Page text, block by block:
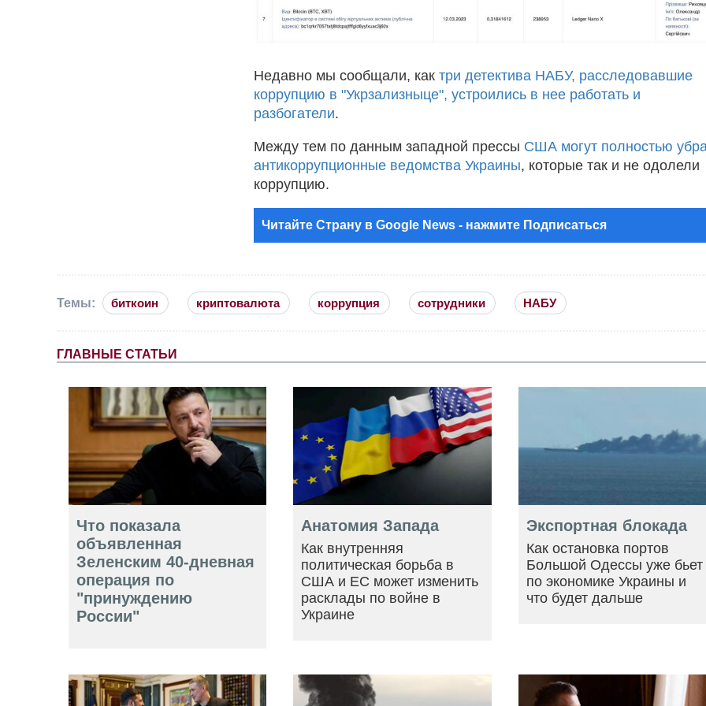
Недавно мы сообщали, как три детектива НАБУ, расследовавшие
коррупцию в "Укрзализныце", устроились в нее работать и
разбогатели.
Между тем по данным западной прессы США могут полностью
антикоррупционные ведомства Украины, которые так и не одолели
коррупцию.
Читайте Страну в Google News - нажмите Подписаться
Темы: биткоин криптовалюта коррупция сотрудники НАБУ
ГЛАВНЫЕ СТАТЬИ
Что показала
объявленная
Зеленским 40-дневная
операция по
"принуждению
России"
Анатомия Запада
Как внутренняя
политическая борьба в
США и ЕС может изменить
расклады по войне в
Украине
Экспортная блокада
Как остановка портов
Большой Одессы уже бьет
по экономике Украины и
что будет дальше